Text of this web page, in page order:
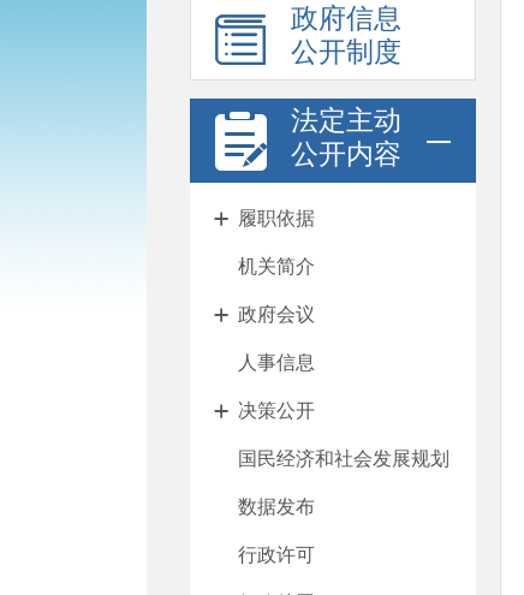
政府信息
公开制度
法定主动
公开内容
履职依据
机关简介
政府会议
人事信息
决策公开
国民经济和社会发展规划
数据发布
行政许可